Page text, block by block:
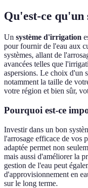
Qu'est-ce
Un système d'irrigation
pour fournir de l'eau aux
systèmes, allant de
avancées telles que
aspersions. Le choix d'un
notamment la taille de
votre région et bien sûr,
Pourquoi est-ce
Investir dans un bon
l'arrosage efficace de vos
adaptée permet non
mais aussi d'améliorer la
gestion de l'eau peut
d'approvisionnement en
sur le long terme.